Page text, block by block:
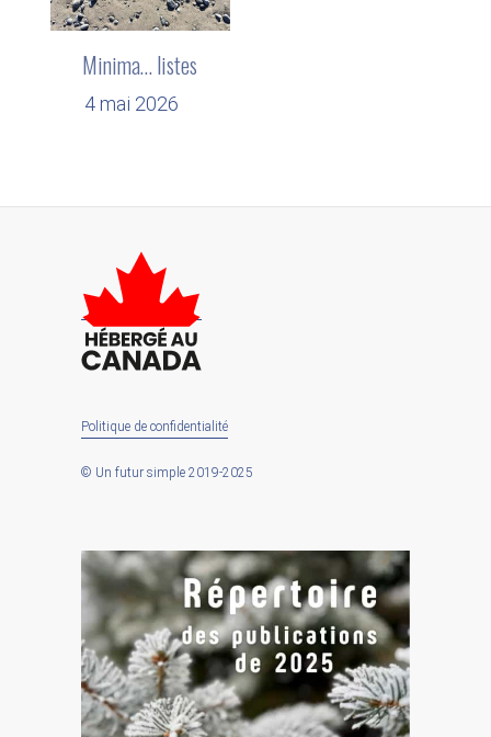
Minima… listes
4 mai 2026
Politique de confidentialité
© Un futur simple 2019-2025